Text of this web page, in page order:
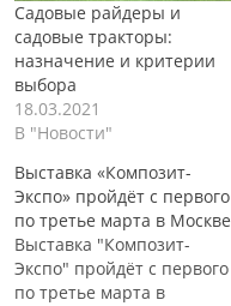
Садовые райдеры и
садовые тракторы:
назначение и критерии
выбора
18.03.2021
В "Новости"
Выставка «Композит-
Экспо» пройдёт с первого
по третье марта в Москве
Выставка "Композит-
Экспо" пройдёт с первого
по третье марта в